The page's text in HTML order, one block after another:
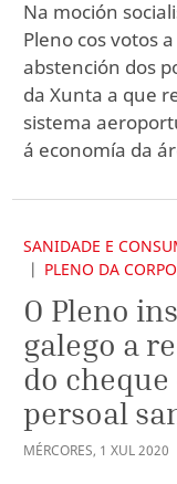
Na moción
Pleno cos votos
abstención dos
da Xunta a que
sistema
á economía da
SANIDADE E
PLENO DA
O Pleno
galego a
do cheque
persoal
MÉRCORES, 1 XUL2020